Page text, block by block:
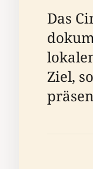
Das
Ziel,